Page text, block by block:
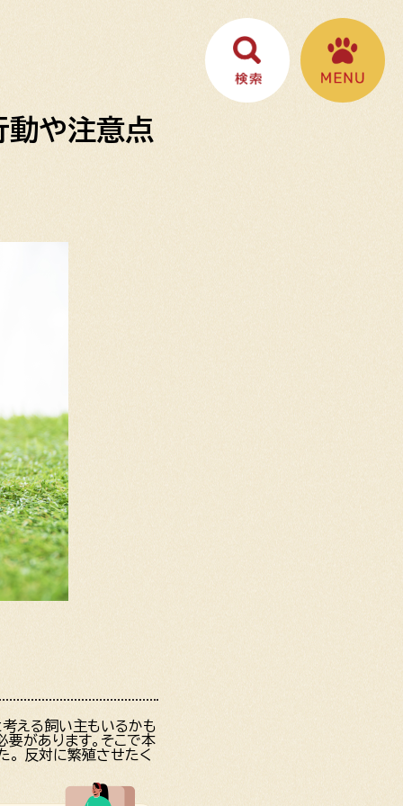
動や注意点
える飼い主もいるかも
があります。そこで本
。 反対に繁殖させたく